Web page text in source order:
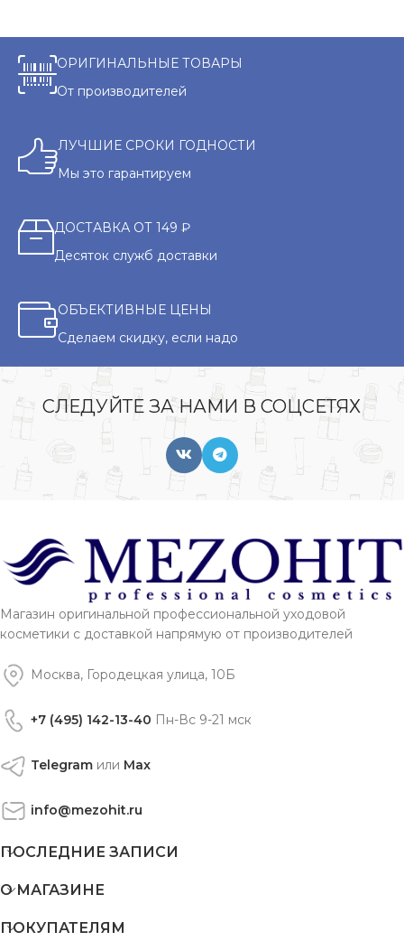
ОРИГИНАЛЬНЫЕ ТОВАРЫ
От производителей
ЛУЧШИЕ СРОКИ ГОДНОСТИ
Мы это гарантируем
ДОСТАВКА ОТ 149 ₽
Десяток служб доставки
ОБЪЕКТИВНЫЕ ЦЕНЫ
Сделаем скидку, если надо
СЛЕДУЙТЕ ЗА НАМИ В СОЦСЕТЯХ
Магазин оригинальной профессиональной уходовой
косметики с доставкой напрямую от производителей
Москва, Городецкая улица, 10Б
+7 (495) 142-13-40 Пн-Вс 9-21 мск
Telegram или Max
info@mezohit.ru
ПОСЛЕДНИЕ ЗАПИСИ
О МАГАЗИНЕ
ПОКУПАТЕЛЯМ